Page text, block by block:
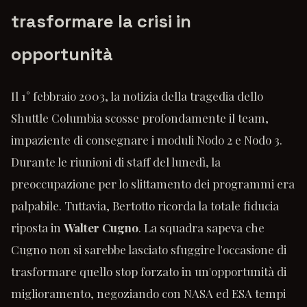
trasformare la crisi in
opportunità
Il 1° febbraio 2003, la notizia della tragedia dello
Shuttle Columbia scosse profondamente il team,
impaziente di consegnare i moduli Nodo 2 e Nodo 3.
Durante le riunioni di staff del lunedì, la
preoccupazione per lo slittamento dei programmi era
palpabile. Tuttavia, Bertotto ricorda la totale fiducia
riposta in Walter Cugno. La squadra sapeva che
Cugno non si sarebbe lasciato sfuggire l'occasione di
trasformare quello stop forzato in un'opportunità di
miglioramento, negoziando con NASA ed ESA tempi